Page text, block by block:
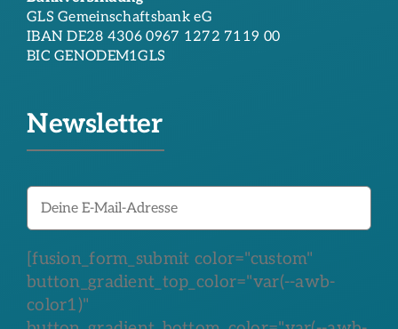
GLS Gemeinschaftsbank eG
IBAN DE28 4306 0967 1272 7119 00
BIC GENODEM1GLS
Newsletter
[fusion_form_submit color="custom"
button_gradient_top_color="var(--awb-
color1)"